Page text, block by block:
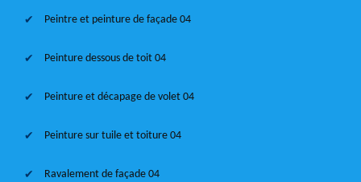
Peintre et peinture de façade 04
Peinture dessous de toit 04
Peinture et décapage de volet 04
Peinture sur tuile et toiture 04
Ravalement de façade 04